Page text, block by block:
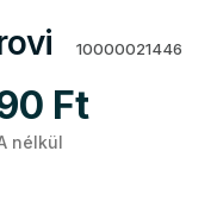
10000021446
Ft
nélkül